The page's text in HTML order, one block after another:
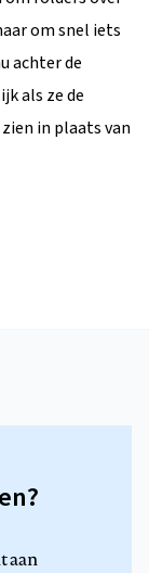
om snel iets
achter de
als ze de
in plaats van
aan